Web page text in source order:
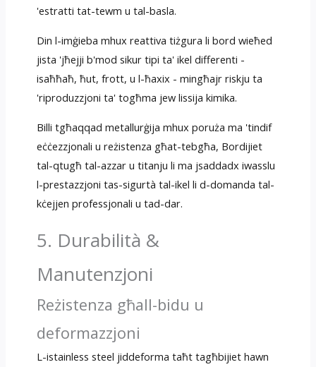
'estratti tat-tewm u tal-basla.
Din l-imġieba mhux reattiva tiżgura li bord wieħed
jista 'jħejji b'mod sikur tipi ta' ikel differenti -
isaħħaħ, ħut, frott, u l-ħaxix - mingħajr riskju ta
'riproduzzjoni ta' togħma jew lissija kimika.
Billi tgħaqqad metallurġija mhux poruża ma 'tindif
eċċezzjonali u reżistenza għat-tebgħa, Bordijiet
tal-qtugħ tal-azzar u titanju li ma jsaddadx iwasslu
l-prestazzjoni tas-sigurtà tal-ikel li d-domanda tal-
kċejjen professjonali u tad-dar.
5. Durabilità &
Manutenzjoni
Reżistenza għall-bidu u
deformazzjoni
L-istainless steel jiddeforma taħt tagħbijiet hawn